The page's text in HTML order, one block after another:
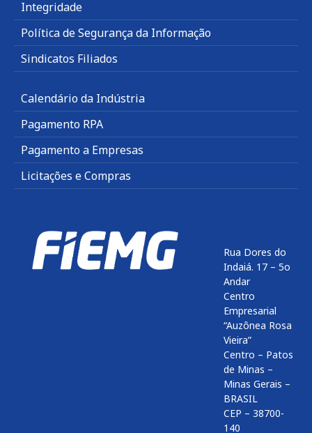
Integridade
Política de Segurança da Informação
Sindicatos Filiados
Calendário da Indústria
Pagamento RPA
Pagamento a Empresas
Licitações e Compras
Rua Dores do
Indaiá. 17 – 5o
Andar
Centro
Empresarial
“Auzônea Rosa
Vieira”
Centro – Patos
de Minas –
Minas Gerais –
BRASIL
CEP – 38700-
140